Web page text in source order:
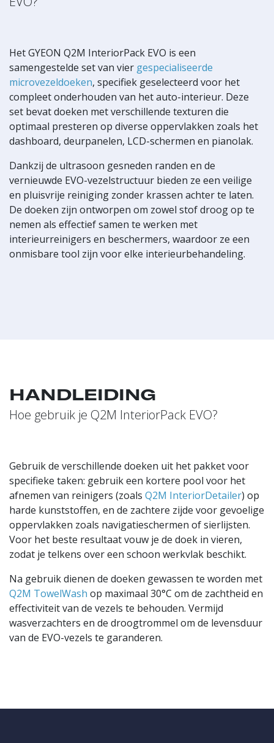
Het GYEON Q2M InteriorPack EVO is een
samengestelde set van vier gespecialiseerde
microvezeldoeken, specifiek geselecteerd voor het
compleet onderhouden van het auto-interieur. Deze
set bevat doeken met verschillende texturen die
optimaal presteren op diverse oppervlakken zoals het
dashboard, deurpanelen, LCD-schermen en pianolak.
Dankzij de ultrasoon gesneden randen en de
vernieuwde EVO-vezelstructuur bieden ze een veilige
en pluisvrije reiniging zonder krassen achter te laten.
De doeken zijn ontworpen om zowel stof droog op te
nemen als effectief samen te werken met
interieurreinigers en beschermers, waardoor ze een
onmisbare tool zijn voor elke interieurbehandeling.
HANDLEIDING
Hoe gebruik je Q2M InteriorPack EVO?
Gebruik de verschillende doeken uit het pakket voor
specifieke taken: gebruik een kortere pool voor het
afnemen van reinigers (zoals Q2M InteriorDetailer) op
harde kunststoffen, en de zachtere zijde voor gevoelige
oppervlakken zoals navigatieschermen of sierlijsten.
Voor het beste resultaat vouw je de doek in vieren,
zodat je telkens over een schoon werkvlak beschikt.
Na gebruik dienen de doeken gewassen te worden met
Q2M TowelWash op maximaal 30°C om de zachtheid en
effectiviteit van de vezels te behouden. Vermijd
wasverzachters en de droogtrommel om de levensduur
van de EVO-vezels te garanderen.